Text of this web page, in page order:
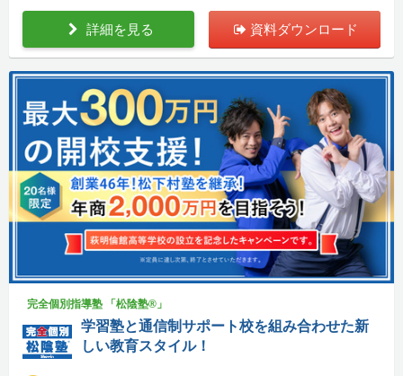
詳細を見る 資料ダウンロード
完全個別指導塾 「松陰塾®」
学習塾と通信制サポート校を組み合わせた新
しい教育スタイル！